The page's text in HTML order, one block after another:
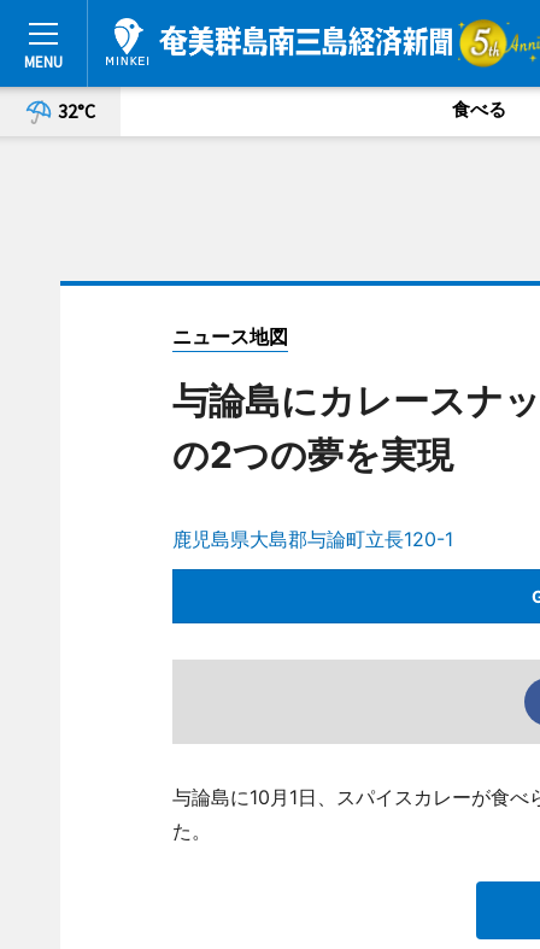
32°C 食べる
ニュース地図
与論島にカレースナ
の2つの夢を実現
鹿児島県大島郡与論町立長120-1
与論島に10月1日、スパイスカレーが食
た。